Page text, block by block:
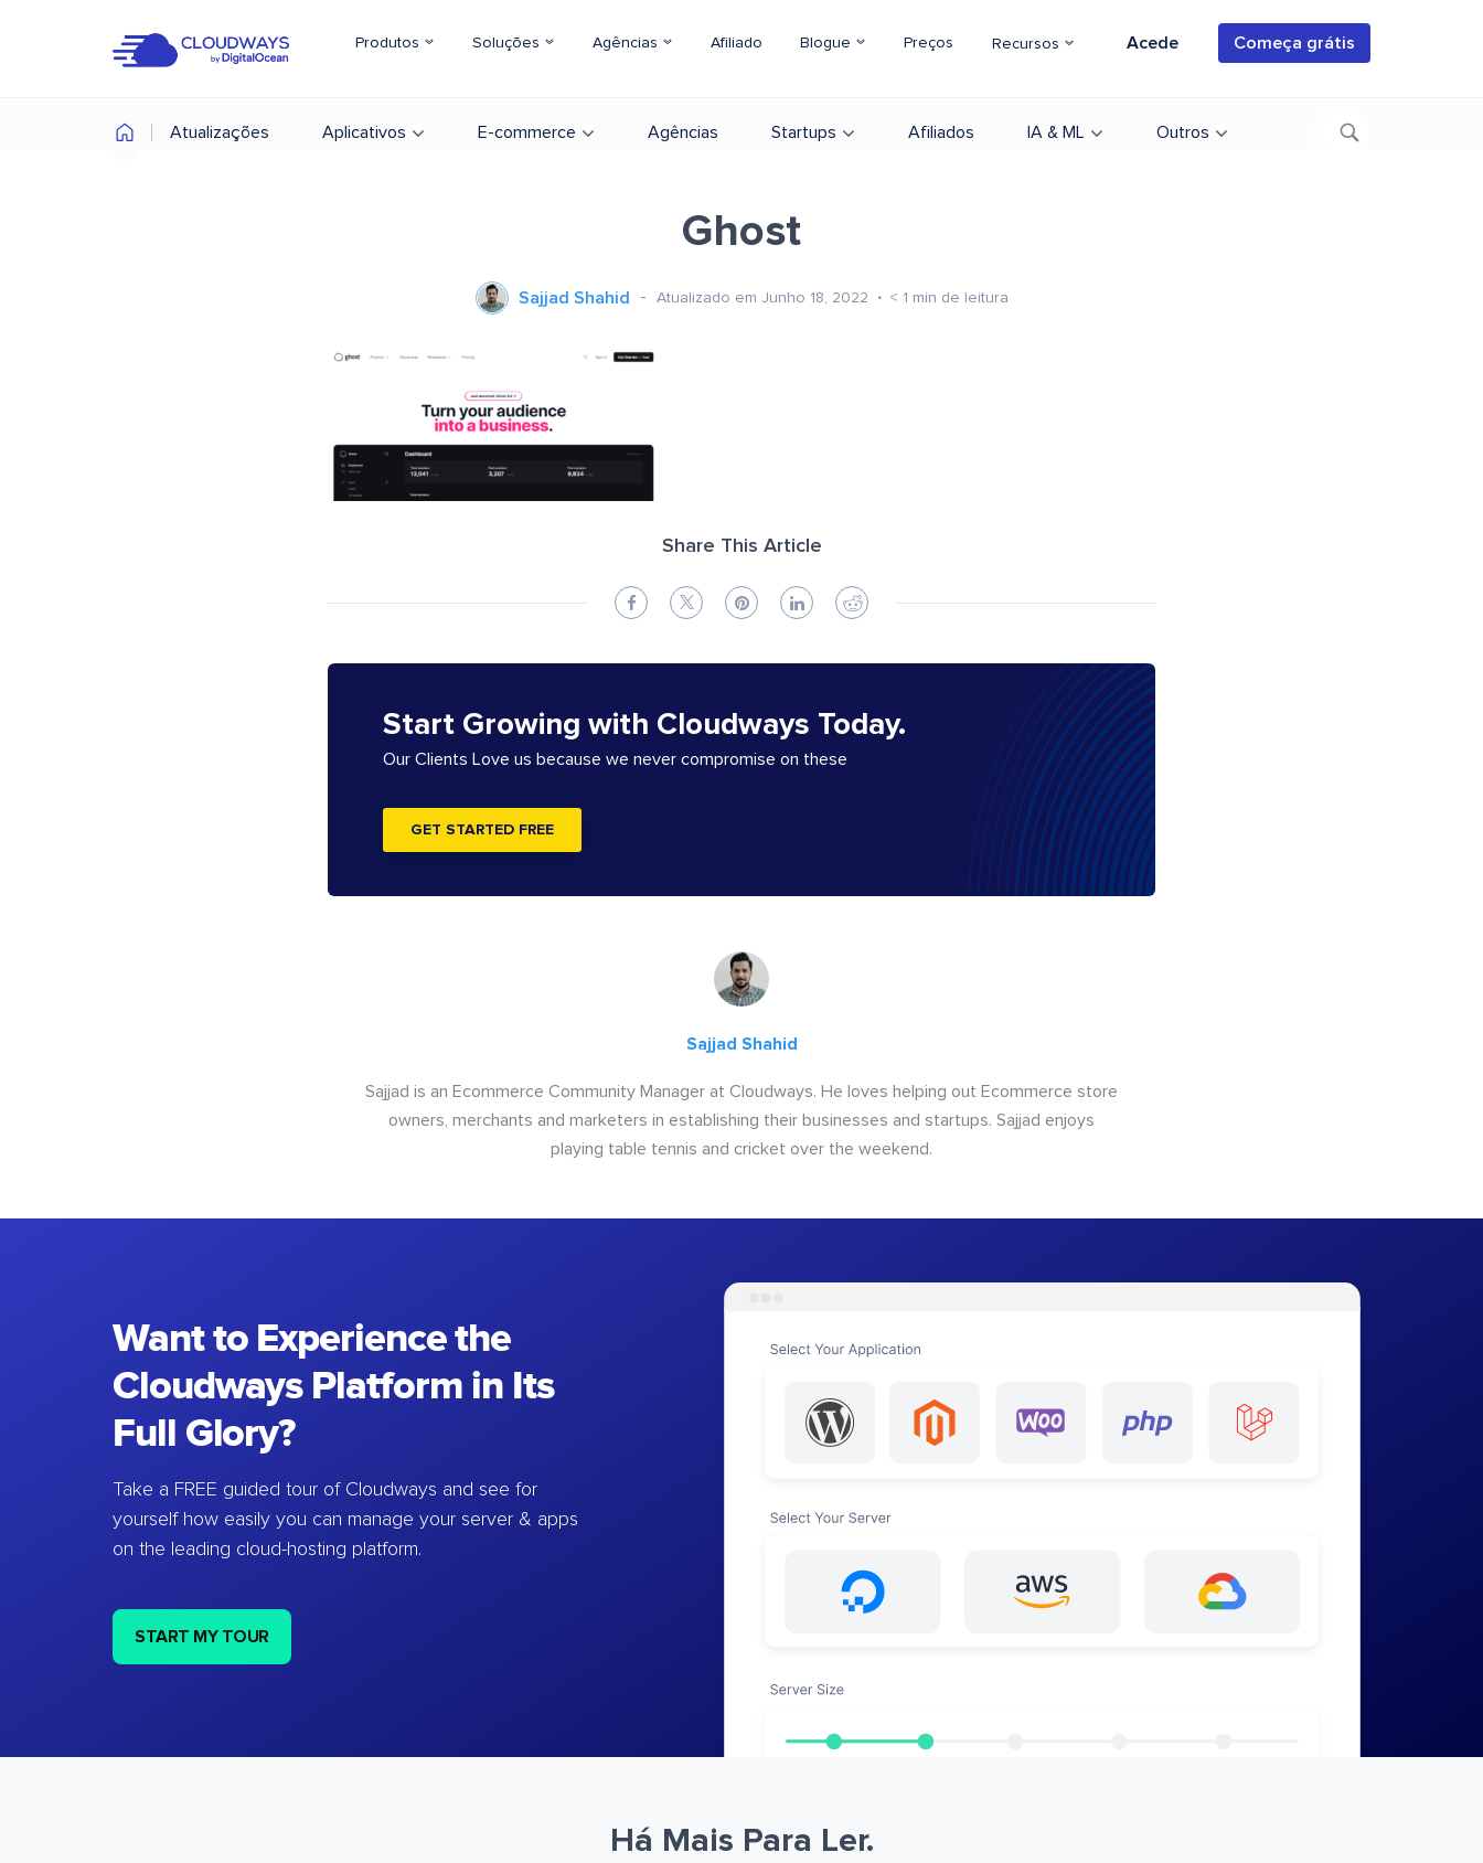
Produtos Soluções Agências Afiliado Blogue Preços Recursos Acede Começa grátis
Atualizações Aplicativos E-commerce Agências Startups Afiliados IA & ML Outros
Ghost
Sajjad Shahid Atualizado em Junho 18, 2022 < 1 min de leitura
Share This Article
Start Growing with Cloudways Today.
Our Clients Love us because we never compromise on these
GET STARTED FREE
Sajjad Shahid
Sajjad is an Ecommerce Community Manager at Cloudways. He loves helping out Ecommerce store
owners, merchants and marketers in establishing their businesses and startups. Sajjad enjoys
playing table tennis and cricket over the weekend.
Want to Experience the
Cloudways Platform in Its
Full Glory?
Take a FREE guided tour of Cloudways and see for
yourself how easily you can manage your server & apps
on the leading cloud-hosting platform.
START MY TOUR
Há Mais Para Ler.